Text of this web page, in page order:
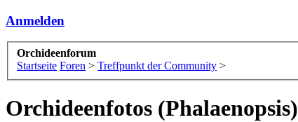
Anmelden
Orchideenforum
Startseite Foren > Treffpunkt der Community >
Orchideenfotos (Phalaenopsis)